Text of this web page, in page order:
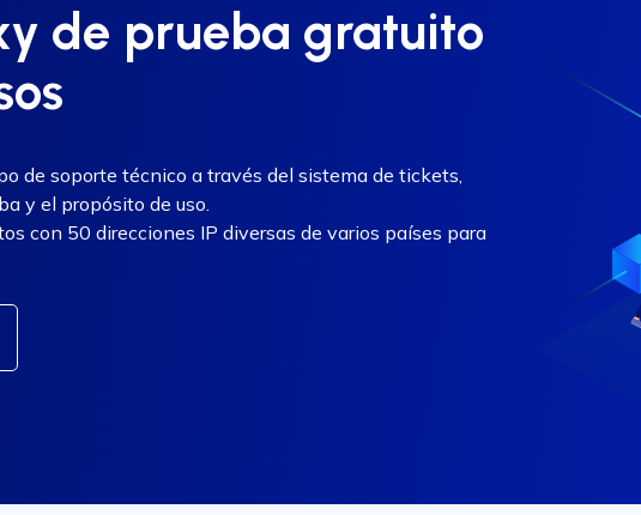
de prueba gratuito
de soporte técnico a través del sistema de tickets,
y el propósito de uso.
con 50 direcciones IP diversas de varios países para